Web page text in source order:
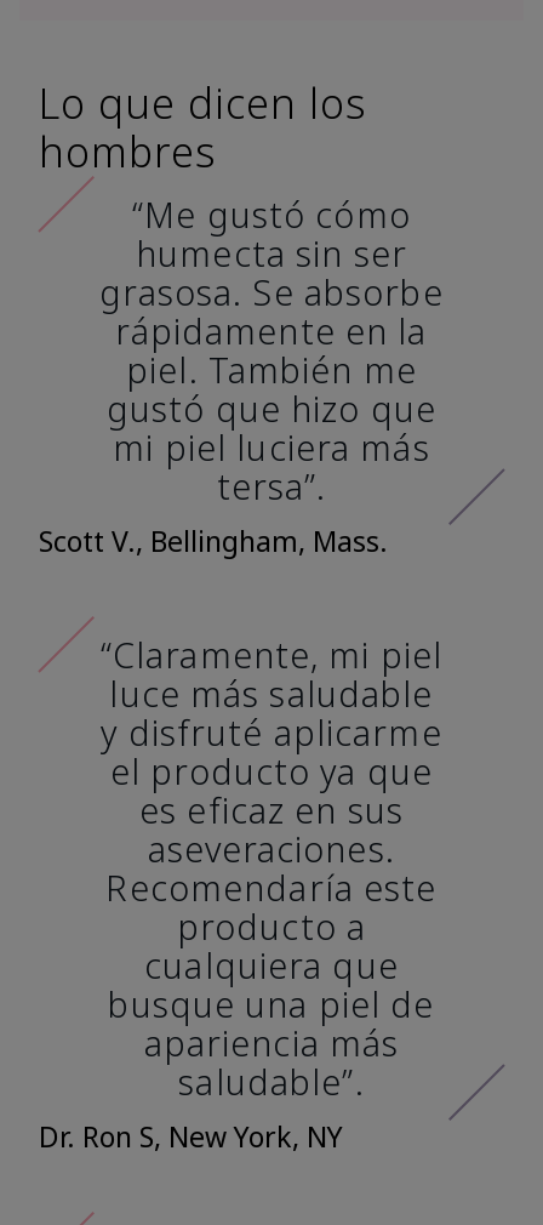
Lo que dicen los
hombres
“Me gustó cómo
humecta sin ser
grasosa. Se absorbe
rápidamente en la
piel. También me
gustó que hizo que
mi piel luciera más
tersa”.
Scott V., Bellingham, Mass.
“Claramente, mi piel
luce más saludable
y disfruté aplicarme
el producto ya que
es eficaz en sus
aseveraciones.
Recomendaría este
producto a
cualquiera que
busque una piel de
apariencia más
saludable”.
Dr. Ron S, New York, NY